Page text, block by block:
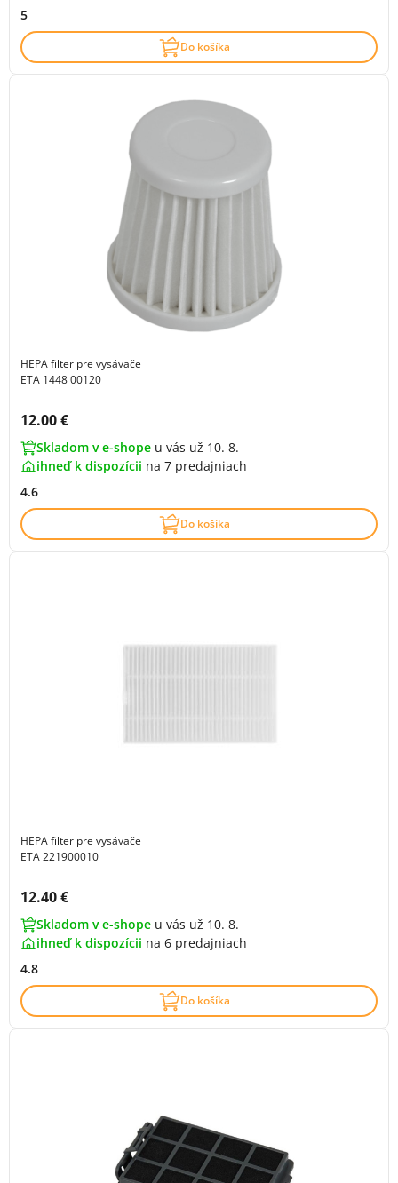
5
Do košíka
HEPA filter pre vysávače
ETA 1448 00120
Cena s DPH:
12.00 €
Skladom v e-shope u vás už 10. 8.
ihneď k dispozícii na 7 predajniach
4.6
Do košíka
HEPA filter pre vysávače
ETA 221900010
Cena s DPH:
12.40 €
Skladom v e-shope u vás už 10. 8.
ihneď k dispozícii na 6 predajniach
4.8
Do košíka